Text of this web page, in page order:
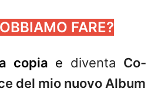
FARE?
copia e diventa Co-
del mio nuovo Album